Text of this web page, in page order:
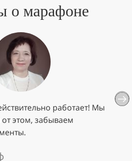
о марафоне
работает! Мы
этом, забываем